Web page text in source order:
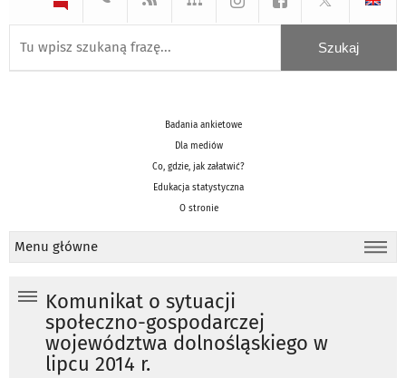
Badania ankietowe
Dla mediów
Co, gdzie, jak załatwić?
Edukacja statystyczna
O stronie
Menu główne
Komunikat o sytuacji
społeczno-gospodarczej
województwa dolnośląskiego w
lipcu 2014 r.